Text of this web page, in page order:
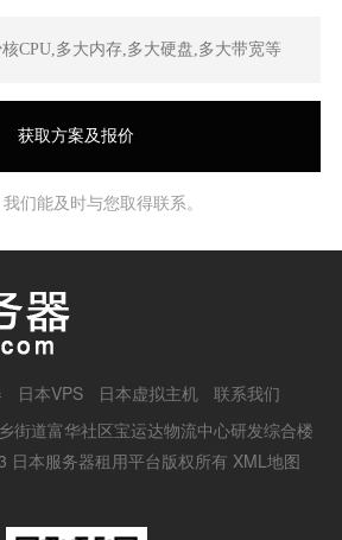
们能及时与您取得联系。
日本VPS 日本虚拟主机
联系我们
街道富华社区宝运达物流中心研发综合楼
日本服务器租用平台版权所有 XML地图